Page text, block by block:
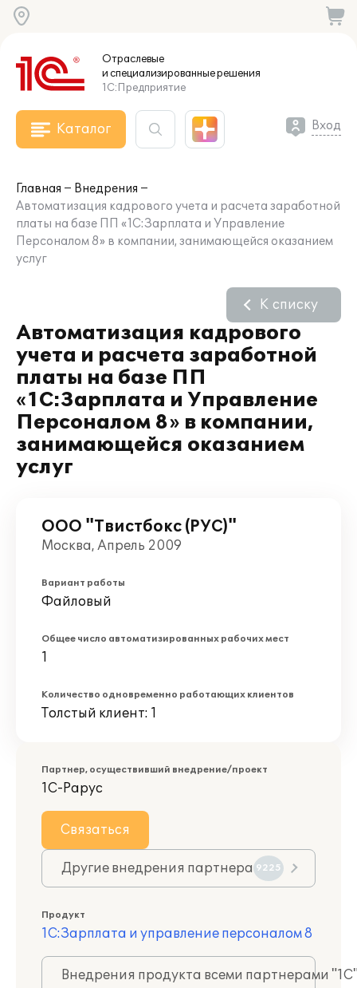
Отраслевые
и специализированныерешения
1С:Предприятие
Каталог Вход
Главная
Внедрения
Автоматизация кадрового учета и расчета заработной
платы на базе ПП «1С:Зарплата и Управление
Персоналом 8» в компании, занимающейся оказанием
услуг
Автоматизация кадрового
учета и расчета заработной
платы на базе ПП
«1С:Зарплата и Управление
Персоналом 8» в компании,
занимающейся оказанием
услуг
К списку
ООО "Твистбокс (РУС)"
Москва, Апрель 2009
Вариант работы
Файловый
Общее число автоматизированных рабочих мест
1
Количество одновременно работающих клиентов
Толстый клиент: 1
Партнер, осуществивший внедрение/проект
1С-Рарус
Связаться
Другие внедрения партнера 9225
Продукт
1С:Зарплата и управление персоналом 8
Внедрения продукта всеми партнерами